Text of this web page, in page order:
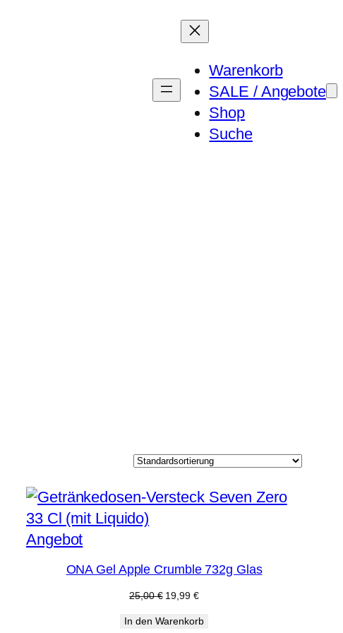
Warenkorb
SALE / Angebote
Shop
Suche
AngebotProdukt
Angebot
ONA Gel Apple Crumble 732g Glas
25,00€ Ursprünglicher
war:
19,99 €Aktueller
ist:
In den Warenkorb